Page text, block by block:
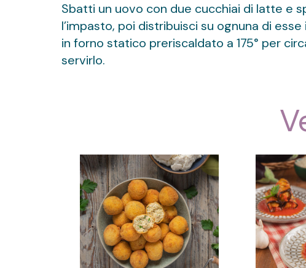
Sbatti un uovo con due cucchiai di latte e
l’impasto, poi distribuisci su ognuna di
in forno statico preriscaldato a 175° per
servirlo.